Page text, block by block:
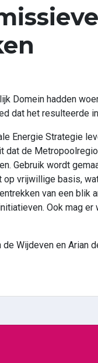
Domein hadden
dat het resulteerde
Energie Strategie
dat de
Gebruik wordt
vrijwillige basis,
van een
Ook mag
Wijdeven en Arian